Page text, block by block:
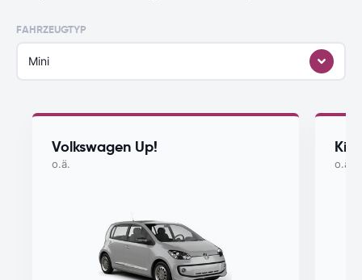
FAHRZEUGTYP
Mini
Volkswagen Up!
o.ä.
Kia
o.ä.